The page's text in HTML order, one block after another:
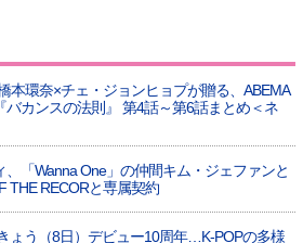
本環奈×チェ・ジョンヒョプが贈る、ABEMA
バカンスの法則』 第4話～第6話まとめ＜ネ
、「Wanna One」の仲間キム・ジェファンと
THE RECORと専属契約
きょう（8日）デビュー10周年…K-POPの多様